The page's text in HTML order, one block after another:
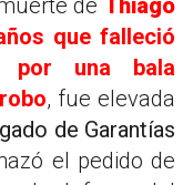
de Thiago
que falleció
por una bala
, fue elevada
de Garantías
el pedido de